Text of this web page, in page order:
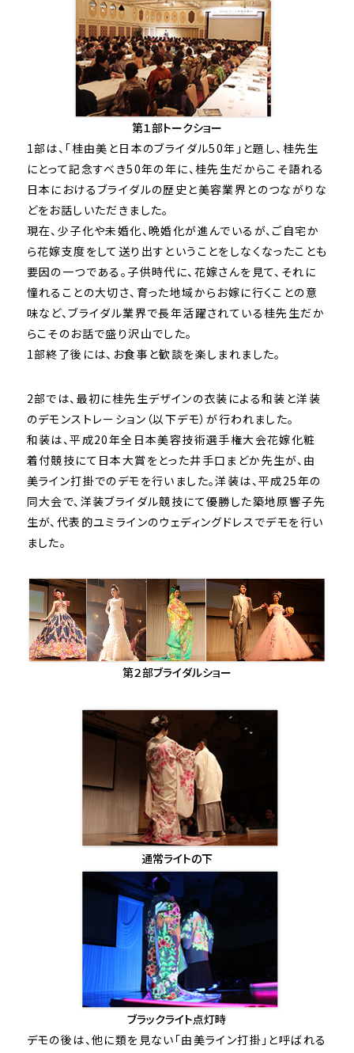
1部は、「桂由美と日本のブライダル50年」と題し、桂先生
にとって記念すべき50年の年に、桂先生だからこそ語れる
日本におけるブライダルの歴史と美容業界とのつながりな
どをお話しいただきました。
現在、少子化や未婚化、晩婚化が進んでいるが、ご自宅か
ら花嫁支度をして送り出すということをしなくなったことも
要因の一つである。子供時代に、花嫁さんを見て、それに
憧れることの大切さ、育った地域からお嫁に行くことの意
味など、ブライダル業界で長年活躍されている桂先生だか
らこそのお話で盛り沢山でした。
1部終了後には、お食事と歓談を楽しまれました。
第１部トークショー
2部では、最初に桂先生デザインの衣装による和装と洋装
のデモンストレーション（以下デモ）が行われました。
和装は、平成20年全日本美容技術選手権大会花嫁化粧
着付競技にて日本大賞をとった井手口まどか先生が、由
美ライン打掛でのデモを行いました。洋装は、平成25年の
同大会で、洋装ブライダル競技にて優勝した築地原響子先
生が、代表的ユミラインのウェディングドレスでデモを行い
ました。
第２部ブライダルショー
デモの後は、他に類を見ない「由美ライン打掛」と呼ばれる
通常ライトの下
ブラックライト点灯時